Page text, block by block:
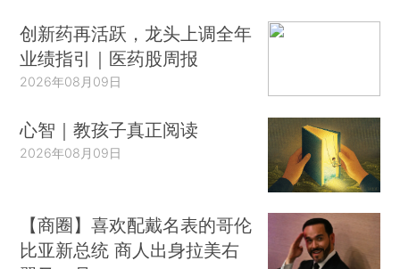
创新药再活跃，龙头上调全年
业绩指引｜医药股周报
2026年08月09日
心智｜教孩子真正阅读
2026年08月09日
【商圈】喜欢配戴名表的哥伦
比亚新总统 商人出身拉美右